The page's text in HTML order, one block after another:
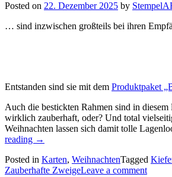
Posted on 22. Dezember 2025 by
… sind inzwischen großteils bei ihren
Entstanden sind sie mit dem Produktpaket
Auch die bestickten Rahmen sind in
wirklich zauberhaft, oder? Und total
Weihnachten lassen sich damit tolle
reading „Bezaubernde
–
diese
→
Posted in Karten, WeihnachtenTagged
Zauberhafte ZweigeLeave a comment